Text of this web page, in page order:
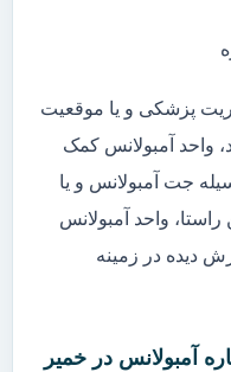
پزشکی و یا موقعیت
واحد آمبولانس کمک
جت آمبولانس و یا
راستا، واحد آمبولانس
دیده در زمینه
آمبولانس در خمیر